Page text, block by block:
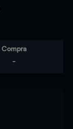
Compra
-